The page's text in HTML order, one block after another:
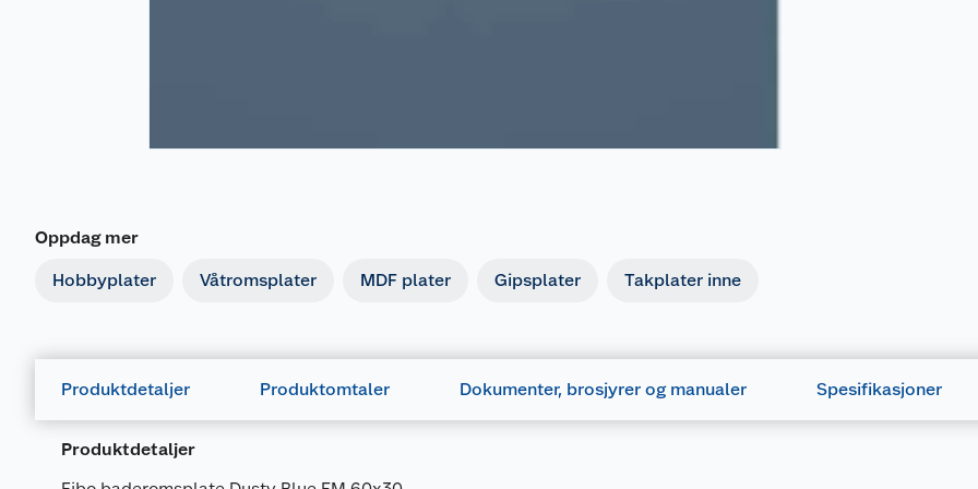
Oppdag mer
Hobbyplater Våtromsplater MDF plater Gipsplater Takplater inne
Produktdetaljer Produktomtaler Dokumenter, brosjyrer og manualer Spesifikasjoner
Produktdetaljer
690422_7039490507273_.pdf